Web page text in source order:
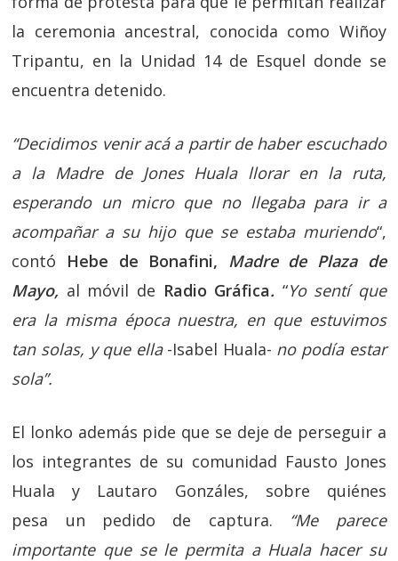
la ceremonia ancestral, conocida como Wiñoy
Tripantu, en la Unidad 14 de Esquel donde se
encuentra detenido.
“Decidimos venir acá a partir de haber escuchado
a la Madre de Jones Huala llorar en la ruta,
esperando un micro que no llegaba para ir a
acompañar a su hijo que se estaba muriendo“,
contó Hebe de Bonafini,
Madre de Plaza de
Mayo, al móvil de Radio Gráfica. “Yo sentí que
era la misma época nuestra, en que estuvimos
tan solas, y que ella -Isabel Huala- no podía estar
sola”.
El lonko además pide que se deje de perseguir a
los integrantes de su comunidad Fausto Jones
Huala y Lautaro Gonzáles, sobre quiénes
pesa un pedido de captura. “Me parece
importante que se le permita a Huala hacer su